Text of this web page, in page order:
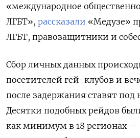
«международное
ЛГБТ», рассказали «Медузе»
ЛГБТ, правозащитники и
Сбор личных данных
посетителей гей-клубов и
после задержания ставят под
Десятки подобных рейдов
как минимум в 18 регионах